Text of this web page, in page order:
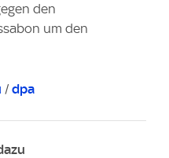
den
um den
/ dpa